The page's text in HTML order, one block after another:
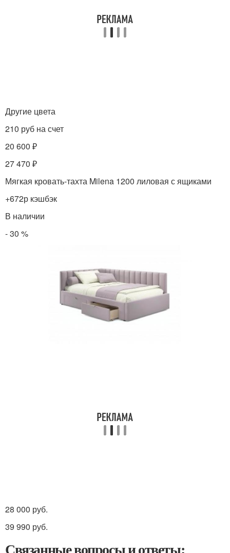
Другие цвета
210 руб на счет
20 600 ₽
27 470 ₽
Мягкая кровать-тахта Milena 1200 лиловая с ящиками
+672р кэшбэк
В наличии
- 30 %
28 000 руб.
39 990 руб.